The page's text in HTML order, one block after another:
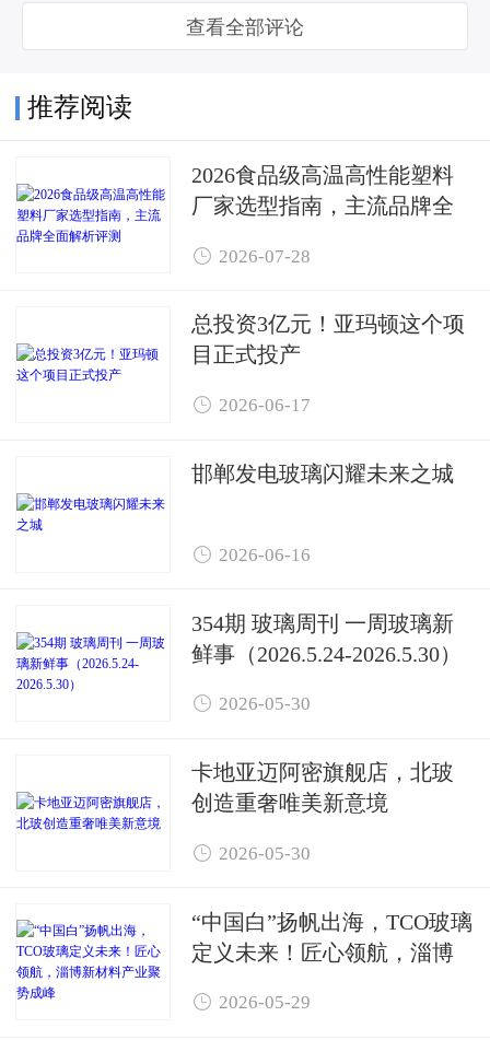
查看全部评论
推荐阅读
2026食品级高温高性能塑料
厂家选型指南，主流品牌全
 2026-07-28
总投资3亿元！亚玛顿这个项
目正式投产
 2026-06-17
邯郸发电玻璃闪耀未来之城
 2026-06-16
354期 玻璃周刊 一周玻璃新
鲜事（2026.5.24-2026.5.30）
 2026-05-30
卡地亚迈阿密旗舰店，北玻
创造重奢唯美新意境
 2026-05-30
“中国白”扬帆出海，TCO玻璃
定义未来！匠心领航，淄博
 2026-05-29